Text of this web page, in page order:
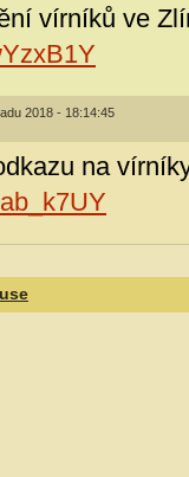
vírníků ve
2018 - 18:14:45
na